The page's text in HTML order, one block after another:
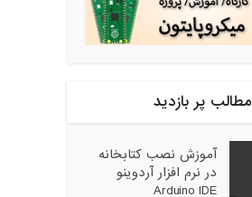
مطالب پر بازدید
آموزش نصب کتابخانه
در نرم افزار آردوینو
Arduino IDE